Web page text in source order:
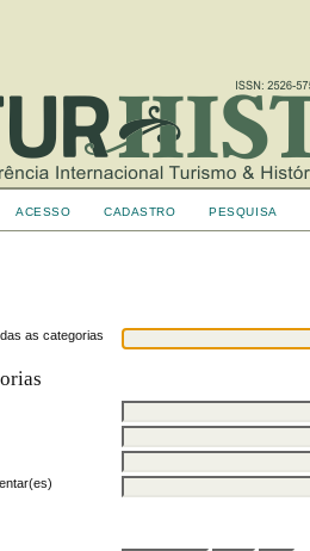
ACESSO CADASTRO PESQUISA
as categorias